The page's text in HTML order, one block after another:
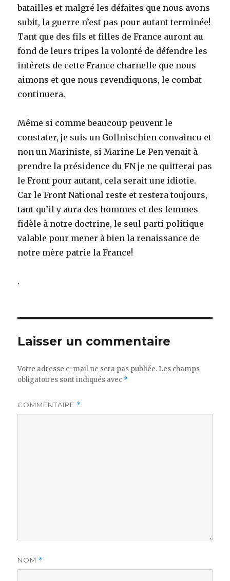
batailles et malgré les défaites que nous avons
subit, la guerre n’est pas pour autant terminée!
Tant que des fils et filles de France auront au
fond de leurs tripes la volonté de défendre les
intêrets de cette France charnelle que nous
aimons et que nous revendiquons, le combat
continuera.
Même si comme beaucoup peuvent le
constater, je suis un Gollnischien convaincu et
non un Mariniste, si Marine Le Pen venait à
prendre la présidence du FN je ne quitterai pas
le Front pour autant, cela serait une idiotie.
Car le Front National reste et restera toujours,
tant qu’il y aura des hommes et des femmes
fidèle à notre doctrine, le seul parti politique
valable pour mener à bien la renaissance de
notre mère patrie la France!
.
Laisser un commentaire
Votre adresse e-mail ne sera pas publiée. Les champs
obligatoires sont indiqués avec *
COMMENTAIRE *
NOM *